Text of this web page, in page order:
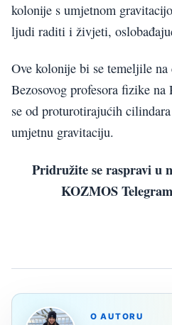
kolonije s umjetnom
ljudi raditi i živjeti,
Ove kolonije bi se temeljile
Bezosovog profesora fizike
se od proturotirajućih
umjetnu gravitaciju.
Pridružite se raspravi u
KOZMOS
O AUTORU